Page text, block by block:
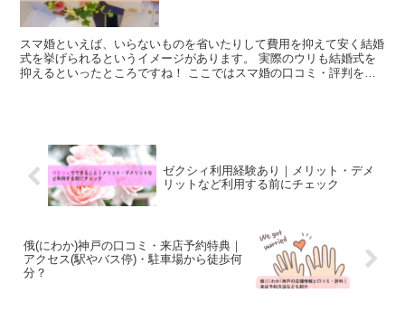
スマ婚といえば、いらないものを省いたりして費用を抑えて安く結婚
式を挙げられるというイメージがあります。 実際のウリも結婚式を
抑えるといったところですね！ ここではスマ婚の口コミ・評判を見
ゼクシィ利用経験あり｜メリット・デメ
リットなど利用する前にチェック
俄(にわか)神戸の口コミ・来店予約特典｜
アクセス(駅やバス停)・駐車場から徒歩何
分？